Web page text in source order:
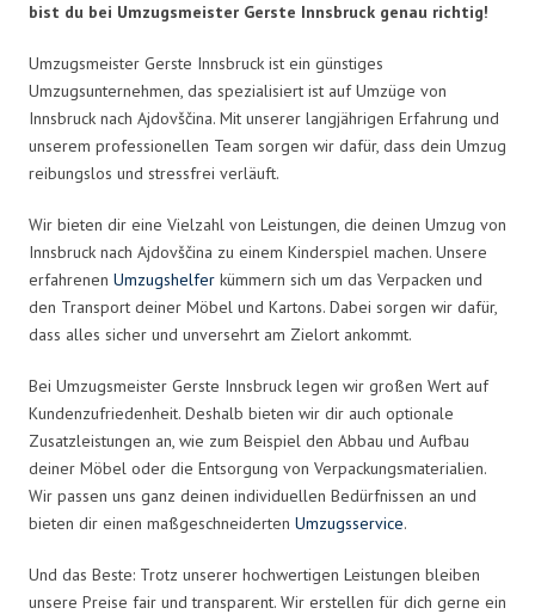
bist du bei Umzugsmeister Gerste Innsbruck genau richtig!
Umzugsmeister Gerste Innsbruck ist ein günstiges
Umzugsunternehmen, das spezialisiert ist auf Umzüge von
Innsbruck nach Ajdovščina. Mit unserer langjährigen Erfahrung und
unserem professionellen Team sorgen wir dafür, dass dein Umzug
reibungslos und stressfrei verläuft.
Wir bieten dir eine Vielzahl von Leistungen, die deinen Umzug von
Innsbruck nach Ajdovščina zu einem Kinderspiel machen. Unsere
erfahrenen Umzugshelfer kümmern sich um das Verpacken und
den Transport deiner Möbel und Kartons. Dabei sorgen wir dafür,
dass alles sicher und unversehrt am Zielort ankommt.
Bei Umzugsmeister Gerste Innsbruck legen wir großen Wert auf
Kundenzufriedenheit. Deshalb bieten wir dir auch optionale
Zusatzleistungen an, wie zum Beispiel den Abbau und Aufbau
deiner Möbel oder die Entsorgung von Verpackungsmaterialien.
Wir passen uns ganz deinen individuellen Bedürfnissen an und
bieten dir einen maßgeschneiderten Umzugsservice.
Und das Beste: Trotz unserer hochwertigen Leistungen bleiben
unsere Preise fair und transparent. Wir erstellen für dich gerne ein